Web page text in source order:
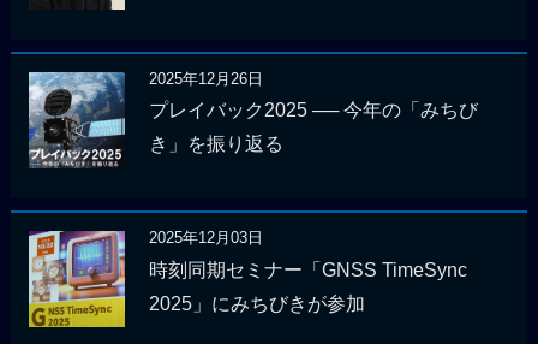
2025年12月26日
プレイバック2025 ── 今年の「みちび
き」を振り返る
2025年12月03日
時刻同期セミナー「GNSS TimeSync
2025」にみちびきが参加